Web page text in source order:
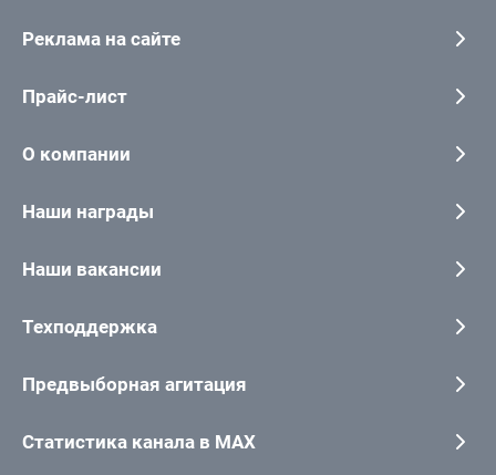
Реклама на сайте
Прайс-лист
О компании
Наши награды
Наши вакансии
Техподдержка
Предвыборная агитация
Статистика канала в MAX